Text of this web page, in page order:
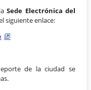
Sede Electrónica del
siguiente enlace:
de la ciudad se